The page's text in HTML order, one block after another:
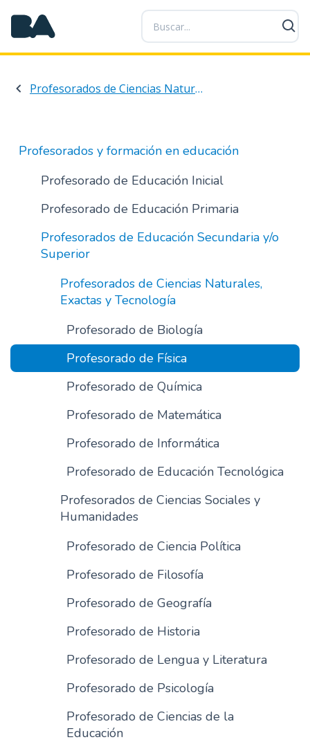
P
a
s
a
a
n
t
n
d
r
i
n
c
p
a
Profesorados de Ciencias Naturales, Exactas y Tecnología
Profesorados y formación en educación
Profesorado de Educación Inicial
Profesorado de Educación Primaria
Profesorados de Educación Secundaria y/o
Superior
Profesorados de Ciencias Naturales,
Exactas y Tecnología
Profesorado de Biología
Profesorado de Física
Profesorado de Química
Profesorado de Matemática
Profesorado de Informática
Profesorado de Educación Tecnológica
Profesorados de Ciencias Sociales y
Humanidades
Profesorado de Ciencia Política
Profesorado de Filosofía
Profesorado de Geografía
Profesorado de Historia
Profesorado de Lengua y Literatura
Profesorado de Psicología
Profesorado de Ciencias de la
Educación